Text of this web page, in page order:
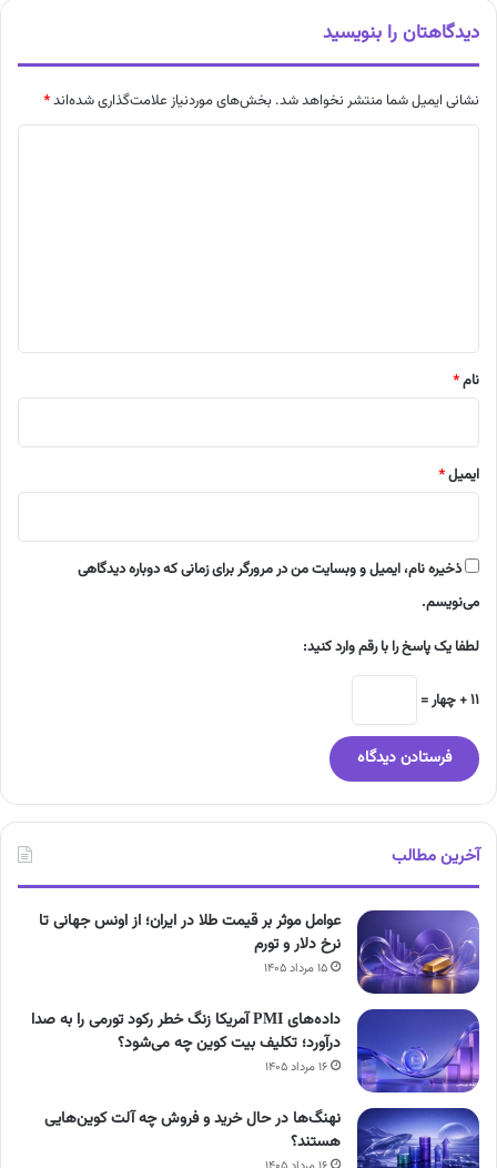
دیدگاهتان را بنویسید
نشانی ایمیل شما منتشر نخواهد شد. بخش‌های موردنیاز علامت‌گذاری شده‌اند*
نام*
ایمیل*
ذخیره نام، ایمیل و وبسایت من در مرورگر برای زمانی که دوباره دیدگاهی
می‌نویسم.
لطفا یک پاسخ را با رقم وارد کنید:
11 + چهار =
آخرین مطالب
عوامل موثر بر قیمت طلا در ایران؛ از اونس جهانی تا
نرخ دلار و تورم
۱۵ مرداد ۱۴۰۵
داده‌های PMI آمریکا زنگ خطر رکود تورمی را به صدا
درآورد؛ تکلیف بیت کوین چه می‌شود؟
۱۶ مرداد ۱۴۰۵
نهنگ‌ها در حال خرید و فروش چه آلت کوین‌هایی
هستند؟